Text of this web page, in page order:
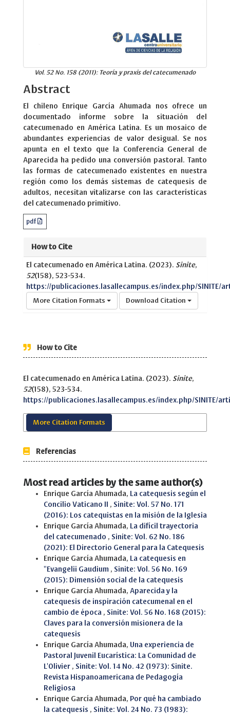
Vol. 52 No. 158 (2011): Teoría y praxis del catecumenado
Abstract
El chileno Enrique García Ahumada nos ofrece un
documentado informe sobre la situación del
catecumenado en América Latina. Es un mosaico de
abundantes experiencias de valor desigual. Se nos
apunta en el texto que la Conferencia General de
Aparecida ha pedido una conversión pastoral. Tanto
las formas de catecumenado existentes en nuestra
región como los demás sistemas de catequesis de
adultos, necesitan vitalizarse con las características
del catecumenado primitivo.
pdf
How to Cite
El catecumenado en América Latina. (2023). Sinite,
52(158), 523-534.
https://publicaciones.lasallecampus.es/index.php/SINITE/
More Citation Formats Download Citation
How to Cite
El catecumenado en América Latina. (2023). Sinite,
52(158), 523-534.
https://publicaciones.lasallecampus.es/index.php/SINITE/
More Citation Formats
Referencias
Most read articles by the same author(s)
Enrique García Ahumada,
La catequesis según el
Concilio Vaticano II , Sinite: Vol. 57 No. 171
(2016): Los catequistas en la misión de la Iglesia
Enrique García Ahumada,
La difícil trayectoria
del catecumenado , Sinite: Vol. 62 No. 186
(2021): El Directorio General para la Catequesis
Enrique García Ahumada,
La catequesis en
"Evangelii Gaudium , Sinite: Vol. 56 No. 169
(2015): Dimensión social de la catequesis
Enrique García Ahumada, Aparecida y la
catequesis de inspiración catecumenal en el
cambio de época , Sinite: Vol. 56 No. 168 (2015):
Claves para la conversión misionera de la
catequesis
Enrique García Ahumada, Una experiencia de
Pastoral Juvenil Eucarística: La Comunidad de
L'Olivier , Sinite: Vol. 14 No. 42 (1973): Sinite.
Revista Hispanoamericana de Pedagogía
Religiosa
Enrique García Ahumada, Por qué ha cambiado
la catequesis , Sinite: Vol. 24 No. 73 (1983):